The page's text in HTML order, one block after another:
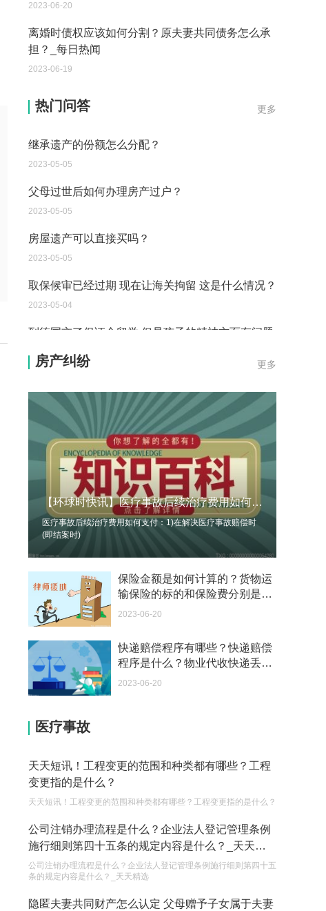
2023-06-20
离婚时债权应该如何分割？原夫妻共同债务怎么承
担？_每日热闻
2023-06-19
更多
热门问答
遗产继承必须要公证吗？
继承遗产的份额怎么分配？
2023-05-05
父母过世后如何办理房产过户？
2023-05-05
房屋遗产可以直接买吗？
2023-05-05
取保候审已经过期 现在让海关拘留 这是什么情况？
2023-05-04
到德国交了保证金留学 但是孩子的精神方面有问题
2023-05-04
我想问一下申请护照需要带什么证件？
2023-05-04
您好：请问从国外进口的费钢税率是多少？非常感
谢！
2023-05-04
外国旅游签证可以在中国大使馆登记结婚吗？
2023-05-04
我可以在苏州申请护照吗？我所在的地方是云南
2023-05-04
你好 我想问一下外国人来这里工作没有护照该怎么
办？
如何续签居住证 我的1月7日到期
2023-05-04
关报案？
你好 我需要申请去美国结婚的签证 过程是什么？
代理权的产生原因是什么？当我国没有外贸经营权
的企业委托外贸公司进出口贸易时，相关当事人的
权利和责任是什么？
单纯的遗产赠要缴税吗？
2023-05-05
更多
房产纠纷
【环球时快讯】医疗事故后续治疗费用如何支付？医疗事故鉴定的概念是什么？
医疗事故后续治疗费用如何支付：1)在解决医疗事故赔偿时
(即结案时)
保险金额是如何计算的？货物运
输保险的标的和保险费分别是什
么？
2023-06-20
快递赔偿程序有哪些？快递赔偿
程序是什么？物业代收快递丢了
负责吗？
2023-06-20
医疗事故
天天短讯！工程变更的范围和种类都有哪些？工程
变更指的是什么？
天天短讯！工程变更的范围和种类都有哪些？工程变更指的是什么？
公司注销办理流程是什么？企业法人登记管理条例
施行细则第四十五条的规定内容是什么？_天天精
选
公司注销办理流程是什么？企业法人登记管理条例施行细则第四十五
条的规定内容是什么？_天天精选
隐匿夫妻共同财产怎么认定 父母赠予子女属于夫妻